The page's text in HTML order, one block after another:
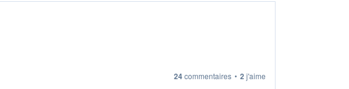
24commentaires • 2 j'aime